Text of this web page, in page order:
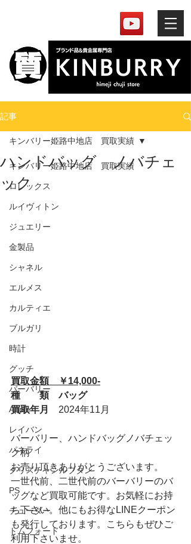
記事
キンバリー姫路中地店 買取実績
ロレックス
ルイヴィトン
ジュエリー
金製品
シャネル
エルメス
カルティエ
ブルガリ
時計
グッチ
バーバリー
Apple
レイバン
パネライ
クリスチャンルブタン
PS
チューダー
トムフォード
キンバリー姫路中地店 買取実績
ハンドバッグ ノバチェ
ック
買取金額　￥14,000-
種　　類　バッグ
買取年月 2024年11月
バーバリー、ハンドバッグノバチェッ
ク柄
お売り頂きありがとうございます。
一世代前、二世代前のバーバリーのバ
ッグなど買取可能です。お気軽にお持
ち下さい。他にもお得なLINEクーポン
も発行しております。こちらもぜひご
利用下さいませ。